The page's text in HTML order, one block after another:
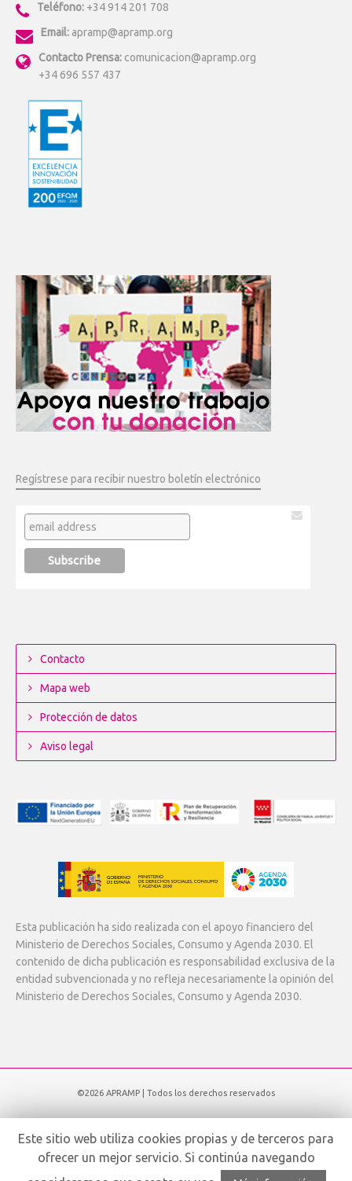
Teléfono: +34 914 201 708
Email: apramp@apramp.org
Contacto Prensa: comunicacion@apramp.org
+34 696 557 437
Regístrese para recibir nuestro boletín electrónico
Contacto
Mapa web
Protección de datos
Aviso legal
Esta publicación ha sido realizada con el apoyo financiero del
Ministerio de Derechos Sociales, Consumo y Agenda 2030. El
contenido de dicha publicación es responsabilidad exclusiva de la
entidad subvencionada y no refleja necesariamente la opinión del
Ministerio de Derechos Sociales, Consumo y Agenda 2030.
©2026 APRAMP | Todos los derechos reservados
Este sitio web utiliza cookies propias y de terceros para
ofrecer un mejor servicio. Si continúa navegando